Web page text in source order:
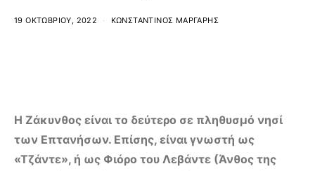
19 ΟΚΤΩΒΡΊΟΥ, 2022 ΚΩΝΣΤΑΝΤΊΝΟΣ ΜΆΡΓΑΡΗΣ
Η Ζάκυνθος είναι το δεύτερο σε πληθυσμό νησί
των Επτανήσων. Επίσης, είναι γνωστή ως
«Τζάντε», ή ως Φιόρο του Λεβάντε (Άνθος της